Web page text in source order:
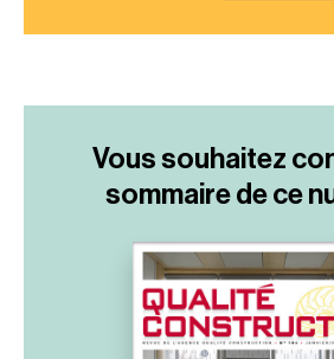
Vous souhaitez
sommairede ce